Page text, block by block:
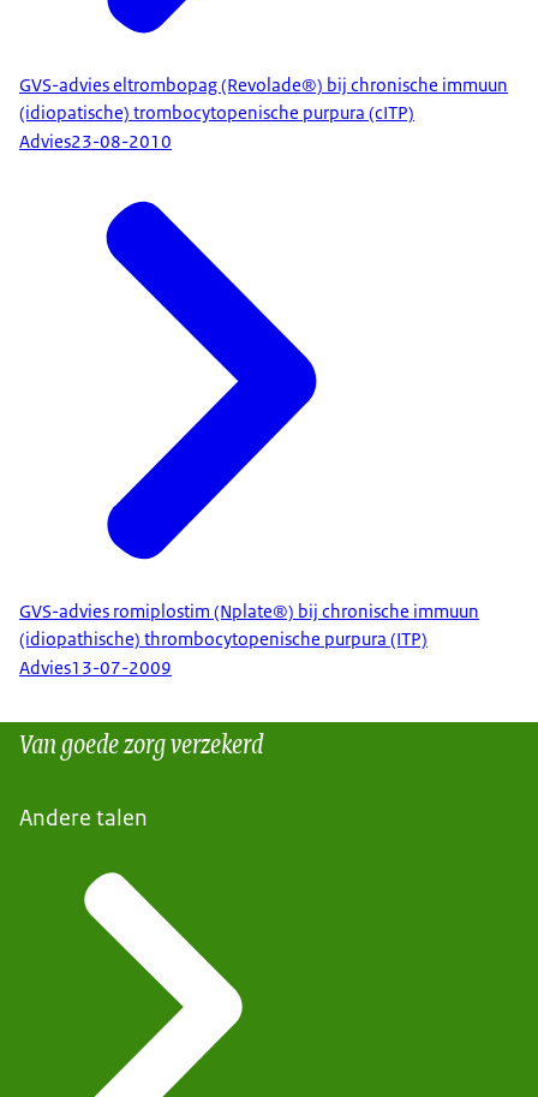
GVS-advies eltrombopag (Revolade®) bij chronische immuun
(idiopatische) trombocytopenische purpura (cITP)
Advies23-08-2010
GVS-advies romiplostim (Nplate®) bij chronische immuun
(idiopathische) thrombocytopenische purpura (ITP)
Advies13-07-2009
Van goede zorg verzekerd
Andere talen